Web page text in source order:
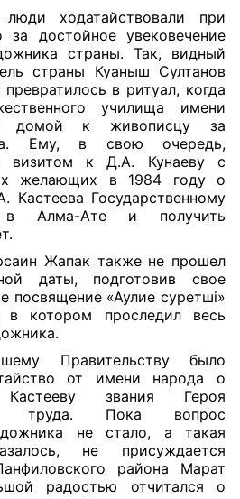
ходатайствовали при
достойное увековечение
страны. Так, видный
страны Куаныш Султанов
в ритуал, когда
училища имени
домой к живописцу за
Ему, в свою очередь,
визитом к Д.А. Кунаеву с
желающих в 1984 году о
Кастеева Государственному
в Алма-Ате и получить
Жапак также не прошел
даты, подготовив свое
посвящение «Аулие суретшi»
в котором проследил весь
Правительству было
от имени народа о
звания Героя
труда. Пока вопрос
не стало, а такая
не присуждается
района Марат
радостью отчитался о